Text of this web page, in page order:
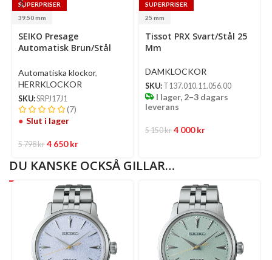
SUPERPRISER
39.50 mm
SEIKO Presage
Automatisk Brun/Stål
Automatiska klockor,
HERRKLOCKOR
SKU:SRPJ17J1
(7)
Slut i lager
5 798kr 4 650kr
SUPERPRISER
25 mm
Select
options
Tissot PRX Svart/Stål 25
Mm
DAMKLOCKOR
SKU: T137.010.11.056.00
I lager, 2–3 dagars
leverans
5 150kr 4 000kr
DU KANSKE OCKSÅ GILLAR…